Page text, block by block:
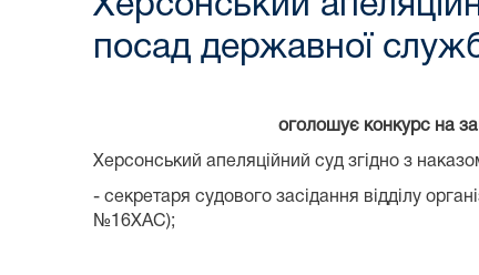
посад державної
оголошує конкурс на
Херсонський апеляційний суд згідно з
- секретаря судового засідання відділу
№16ХАС);